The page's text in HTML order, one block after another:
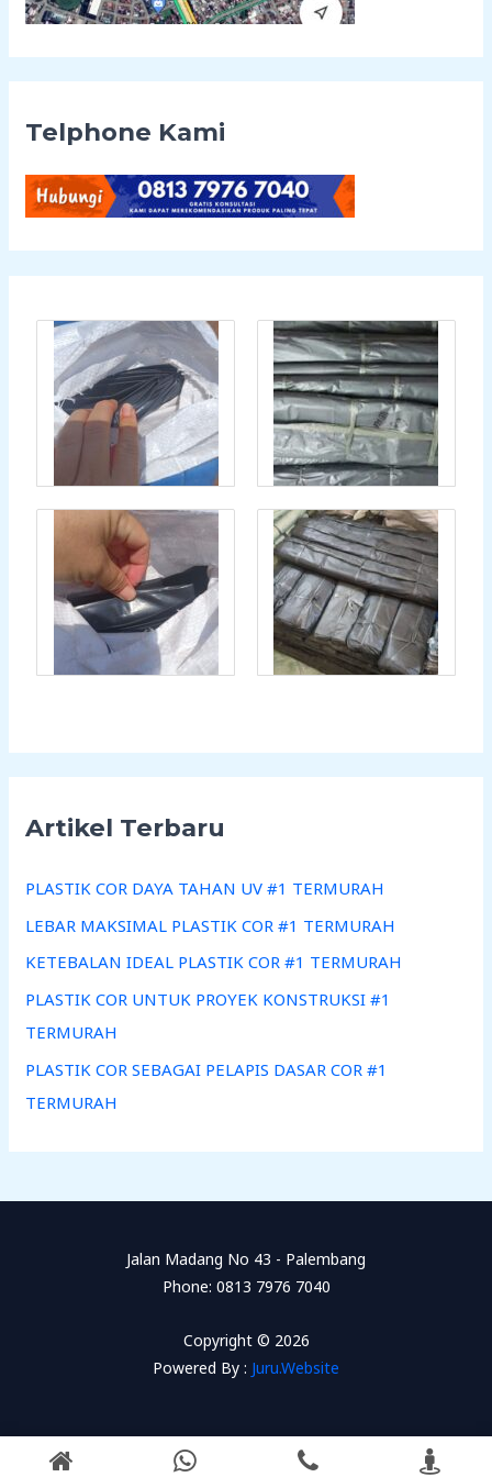
Telphone Kami
Artikel Terbaru
PLASTIK COR DAYA TAHAN UV #1 TERMURAH
LEBAR MAKSIMAL PLASTIK COR #1 TERMURAH
KETEBALAN IDEAL PLASTIK COR #1 TERMURAH
PLASTIK COR UNTUK PROYEK KONSTRUKSI #1
TERMURAH
PLASTIK COR SEBAGAI PELAPIS DASAR COR #1
TERMURAH
Jalan Madang No 43 - Palembang
Phone: 0813 7976 7040
Copyright © 2026
Powered By : Juru.Website